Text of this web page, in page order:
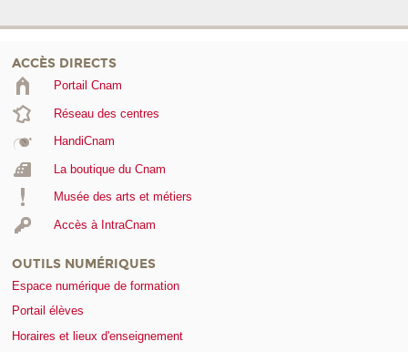
ACCÈS DIRECTS
Portail Cnam
Réseau des centres
HandiCnam
La boutique du Cnam
Musée des arts et métiers
Accès à IntraCnam
OUTILS NUMÉRIQUES
Espace numérique de formation
Portail élèves
Horaires et lieux d'enseignement